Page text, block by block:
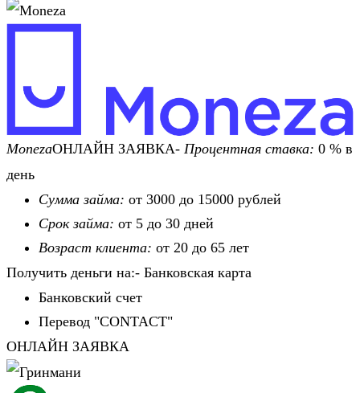
MonezaОНЛАЙН ЗАЯВКА- Процентная ставка: 0 % в
день
Сумма займа: от 3000 до 15000 рублей
Срок займа: от 5 до 30 дней
Возраст клиента: от 20 до 65 лет
Получить деньги на:- Банковская карта
Банковский счет
Перевод "CONTACT"
ОНЛАЙН ЗАЯВКА